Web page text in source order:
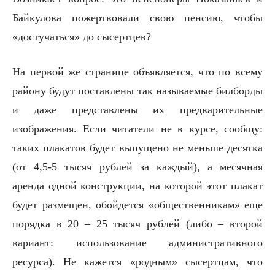
Байкулова пожертвовали свою пенсию, чтобы
«достучаться» до сысертцев?
На первой же странице объявляется, что по всему
району будут поставлены так называемые билборды
и даже представлены их предварительные
изображения. Если читатели не в курсе, сообщу:
таких плакатов будет выпущено не меньше десятка
(от 4,5-5 тысяч рублей за каждый), а месячная
аренда одной конструкции, на которой этот плакат
будет размещен, обойдется «общественникам» еще
порядка в 20 – 25 тысяч рублей (либо – второй
вариант: использование административного
ресурса). Не кажется «родным» сысертцам, что